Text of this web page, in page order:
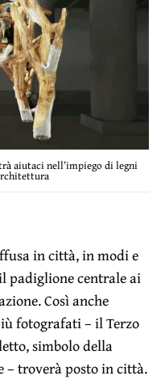
aiutaci nell’impiego di legni
in città, in modi e
padiglione centrale ai
Così anche
fotografati – il Terzo
simbolo della
troverà posto in città.